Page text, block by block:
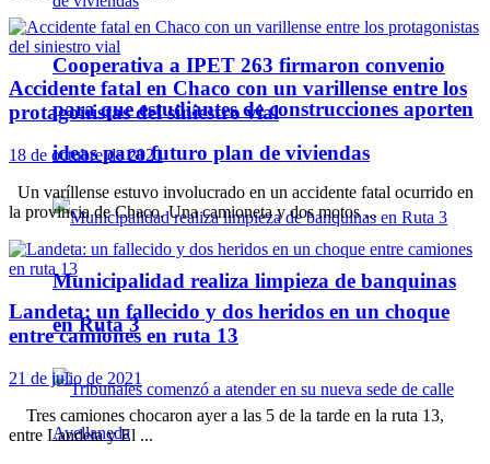
Cooperativa a IPET 263 firmaron convenio
para que estudiantes de construcciones aporten
ideas para futuro plan de viviendas
Municipalidad realiza limpieza de banquinas
en Ruta 3
Accidente fatal en Chaco con un varillense entre los
protagonistas del siniestro vial
18 de octubre de 2021
Un varíllense estuvo involucrado en un accidente fatal ocurrido en
la provincia de Chaco. Una camioneta y dos motos ...
Landeta: un fallecido y dos heridos en un choque
entre camiones en ruta 13
21 de julio de 2021
Tres camiones chocaron ayer a las 5 de la tarde en la ruta 13,
entre Landeta y El ...